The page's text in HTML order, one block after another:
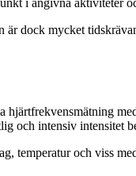
i angivna aktiviteter
dock mycket
och intensiv intensitet
temperatur och viss